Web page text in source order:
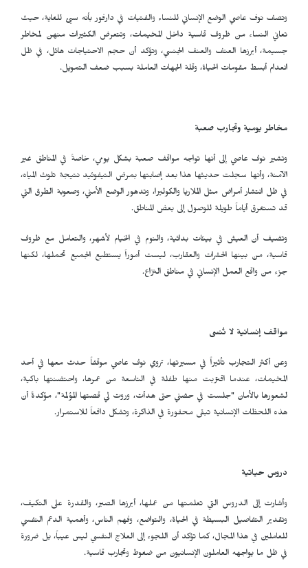
وتصف نوف عاصي الوضع الإنساني للنساء والفتيات في دارفور بأنه سيئ للغاية، حيث
تعاني النساء من ظروف قاسية داخل المخيمات، وتتعرض الكثيرات منهن لمخاطر
جسيمة، أبرزها العنف والعنف الجنسي، وتؤكد أن حجم الاحتياجات هائل، في ظل
انعدام أبسط مقومات الحياة، وقلة الجهات العاملة بسبب ضعف التمويل.
مخاطر يومية وتجارب صعبة
وتشير نوف عاصي إلى أنها تواجه مواقف صعبة بشكل يومي، خاصةً في المناطق غير
الآمنة، وأنها سجلت حديثها هذا بعد إصابتها بمرض التيفوئيد نتيجة تلوث المياه،
في ظل انتشار أمراض مثل الملاريا والكوليرا، وتدهور الوضع الأمني، وصعوبة الطرق التي
قد تستغرق أياماً طويلة للوصول إلى بعض المناطق.
وتضيف أن العيش في بيئات بدائية، والنوم في الخيام لأشهر، والتعامل مع ظروف
قاسية، من بينها الحشرات والعقارب، ليست أموراً يستطيع الجميع تحملها، لكنها
جزء من واقع العمل الإنساني في مناطق النزاع.
مواقف إنسانية لا تُنسى
وعن أكثر التجارب تأثيراً في مسيرتها، تروي نوف عاصي موقفاً حدث معها في أحد
المخيمات، عندما اقتربت منها طفلة في التاسعة من عمرها، واحتضنتها باكية،
لشعورها بالأمان "جلست في حضني حتى هدأت، وروت لي قصتها المؤلمة"، مؤكدةً أن
هذه اللحظات الإنسانية تبقى محفورة في الذاكرة، وتشكل دافعاً للاستمرار.
دروس حياتية
وأشارت إلى الدروس التي تعلمتها من عملها، أبرزها الصبر، والقدرة على التكيف،
وتقدير التفاصيل البسيطة في الحياة، والتواضع، وفهم الناس، وأهمية الدعم النفسي
للعاملين في هذا المجال، كما تؤكد أن اللجوء إلى العلاج النفسي ليس عيباً، بل ضرورة
في ظل ما يواجهه العاملون الإنسانيون من ضغوط وتجارب قاسية.